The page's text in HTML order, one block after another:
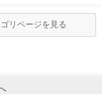
リページを見る